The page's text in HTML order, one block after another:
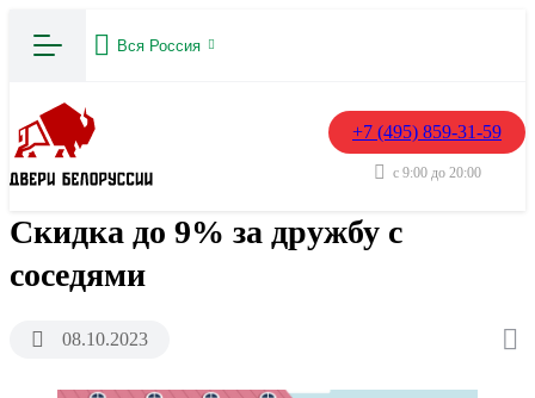
Вся Россия
+7 (495) 859-31-59
с 9:00 до 20:00
Скидка до 9% за дружбу с
соседями
08.10.2023